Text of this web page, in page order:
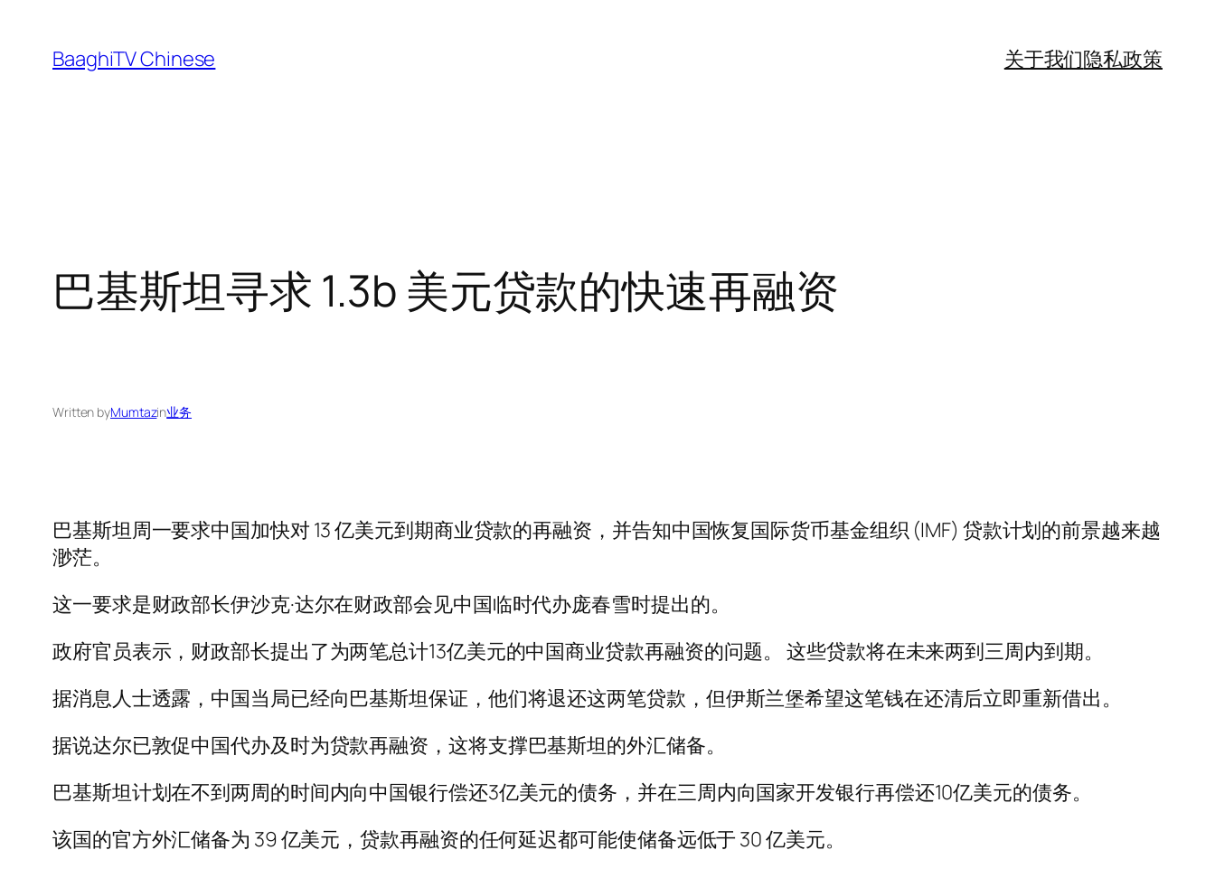
content
BaaghiTV Chinese 关于我们隐私政策
巴基斯坦寻求 1.3b 美元贷款的快速再融资
Written byMumtazin业务
巴基斯坦周一要求中国加快对 13 亿美元到期商业贷款的再融资，并告知中国恢复国际货币基金组织 (IMF) 贷款计划的前景越来越
渺茫。
这一要求是财政部长伊沙克·达尔在财政部会见中国临时代办庞春雪时提出的。
政府官员表示，财政部长提出了为两笔总计13亿美元的中国商业贷款再融资的问题。 这些贷款将在未来两到三周内到期。
据消息人士透露，中国当局已经向巴基斯坦保证，他们将退还这两笔贷款，但伊斯兰堡希望这笔钱在还清后立即重新借出。
据说达尔已敦促中国代办及时为贷款再融资，这将支撑巴基斯坦的外汇储备。
巴基斯坦计划在不到两周的时间内向中国银行偿还3亿美元的债务，并在三周内向国家开发银行再偿还10亿美元的债务。
该国的官方外汇储备为 39 亿美元，贷款再融资的任何延迟都可能使储备远低于 30 亿美元。